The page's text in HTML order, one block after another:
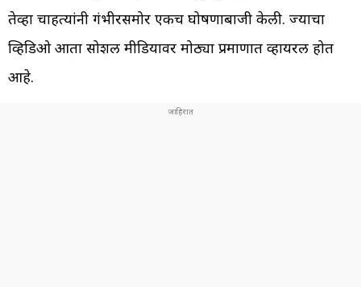
तेव्हा चाहत्यांनी गंभीरसमोर एकच घोषणाबाजी केली. ज्याचा
व्हिडिओ आता सोशल मीडियावर मोठ्या प्रमाणात व्हायरल होत
आहे.